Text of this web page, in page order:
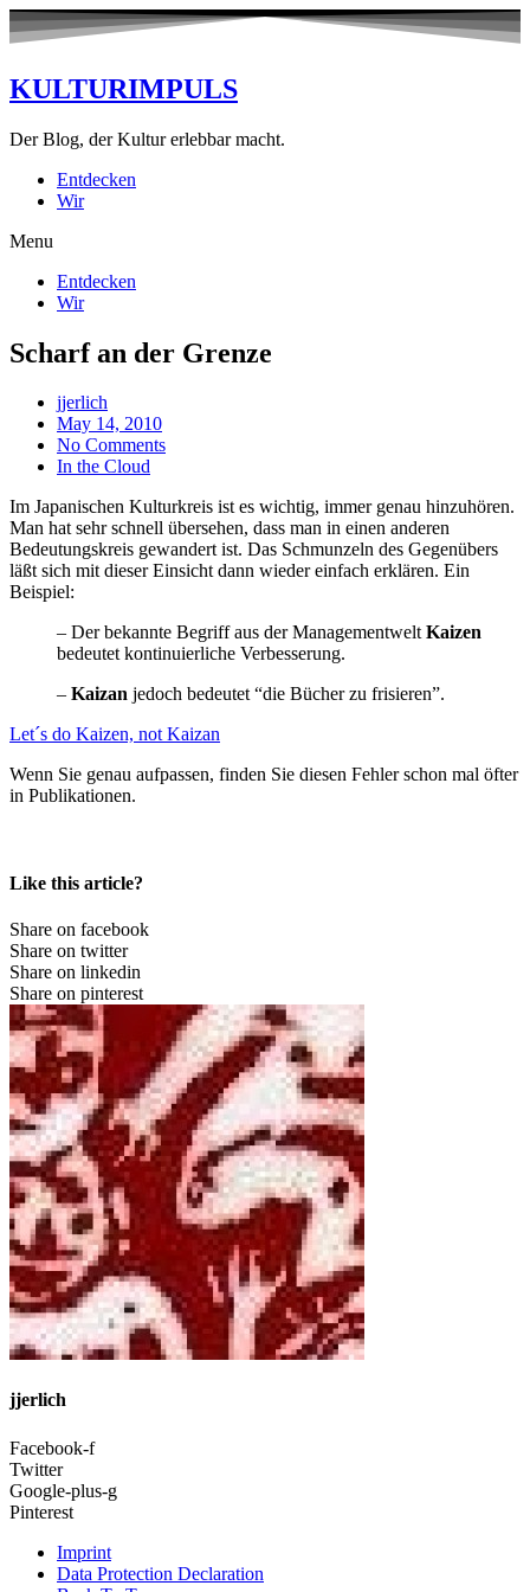
KULTURIMPULS
Der Blog, der Kultur erlebbar macht.
Entdecken
Wir
Menu
Entdecken
Wir
Scharf an der Grenze
jjerlich
May 14, 2010
No Comments
In the Cloud
Im Japanischen Kulturkreis ist es wichtig, immer genau hinzuhören.
Man hat sehr schnell übersehen, dass man in einen anderen
Bedeutungskreis gewandert ist. Das Schmunzeln des Gegenübers
läßt sich mit dieser Einsicht dann wieder einfach erklären. Ein
Beispiel:
– Der bekannte Begriff aus der ManagementweltKaizen
bedeutet kontinuierliche Verbesserung.
– Kaizan jedoch bedeutet “die Bücher zu frisieren”.
Let´s do Kaizen, not Kaizan
Wenn Sie genau aufpassen, finden Sie diesen Fehler schon mal öfter
in Publikationen.
Like this article?
Share on facebook
Share on twitter
Share on linkedin
Share on pinterest
jjerlich
Facebook-f
Twitter
Google-plus-g
Pinterest
Imprint
Data Protection Declaration